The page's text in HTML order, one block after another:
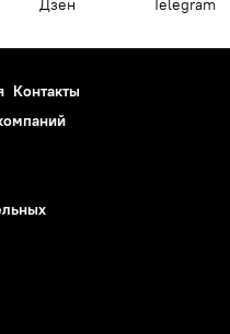
Дзен Telegram
Контакты